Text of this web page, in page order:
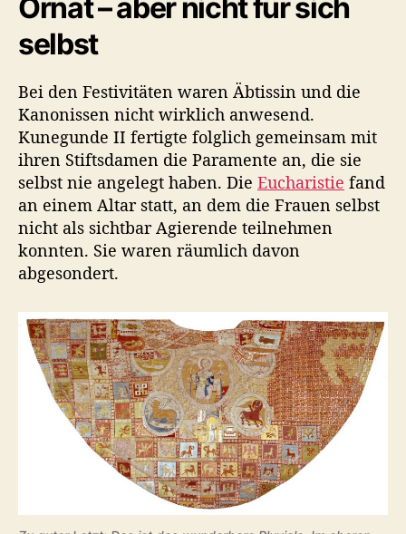
Ornat – aber nicht für sich
selbst
Bei den Festivitäten waren Äbtissin und die
Kanonissen nicht wirklich anwesend.
Kunegunde II fertigte folglich gemeinsam mit
ihren Stiftsdamen die Paramente an, die sie
selbst nie angelegt haben. Die Eucharistie fand
an einem Altar statt, an dem die Frauen selbst
nicht als sichtbar Agierende teilnehmen
konnten. Sie waren räumlich davon
abgesondert.